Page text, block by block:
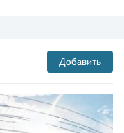
Добавить